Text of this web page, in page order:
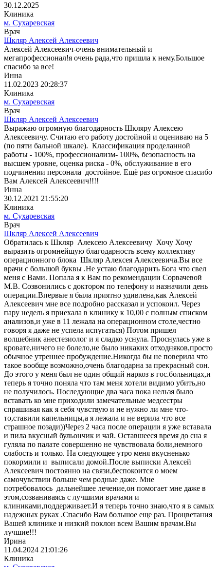
30.12.2025
Клиника
м. Сухаревская
Врач
Шкляр Алексей Алексеевич
Алексей Алексеевич-очень внимательный и
мегапрофессионал!я очень рада,что пришла к нему.Большое
спасибо за все!
Инна
11.02.2023 20:28:37
Клиника
м. Сухаревская
Врач
Шкляр Алексей Алексеевич
Выражаю огромную благодарность Шкляру Алексею
Алексеевичу. Считаю его работу достойной и оцениваю на 5
(по пяти бальной шкале). Классификация проделанной
работы - 100%, профессионализм- 100%, безопасность на
высшем уровне, оценка риска - 0%, обслуживание в его
подчинении персонала достойное. Ещё раз огромное спасибо
Вам Алексей Алексеевич!!!!
Инна
30.12.2021 21:55:20
Клиника
м. Сухаревская
Врач
Шкляр Алексей Алексеевич
Обратилась к Шкляр Алексею Алексеевичу Хочу Хочу
выразить огромнейшую благодарность всему коллективу
операционного блока Шкляр Алексея Алексеевича.Вы все
врачи с большой буквы .Не устаю благодарить Бога что свел
меня с Вами. Попала я к Вам по рекомендации Сорвачевой
М.В. Созвонились с доктором по телефону и назначили день
операции.Впервые я была приятно удивлена,как Алексей
Алексеевич мне все подробно рассказал и успокоил. Через
пару недель я приехала в клинику к 10,00 с полным списком
анализов,и уже в 11 лежала на операционном столе,честно
говоря я даже не успела испугаться) Потом пришел
волшебник анестезиолог и я сладко уснула. Проснулась уже в
кровате,ничего не болело,не было никаких отходняков,просто
обычное утреннее пробуждение.Никогда бы не поверила что
такое вообще возможно,очень благодарна за прекрасный сон.
До этого у меня был не один общий наркоз в гос.больницах,и
теперь я точно поняла что там меня хотели видимо убить,но
не получилось. Последующие два часа пока нельзя было
вставать ко мне приходили замечательные медсестры
спрашивая как я себя чувствую и не нужно ли мне что-
то,ставили капельницы,а я лежала и не верила что все
страшное позади))Через 2 часа после операции я уже вставала
и пила вкусный бульончик и чай. Оставшееся время до сна я
гуляла по палате совершенно не чувствовала боли,немного
слабость и только. На следующее утро меня вкусненько
покормили и выписали домой.После выписки Алексей
Алексеевич постоянно на связи,беспокоится о моем
самочувствии больше чем родные даже. Мне
потребовалось дальнейшее лечение,он помогает мне даже в
этом,созваниваясь с лучшими врачами и
клиниками,поддерживает.И я теперь точно знаю,что я в самых
надежных руках .Спасибо Вам большое еще раз. Процветания
Вашей клинике и низкий поклон всем Вашим врачам.Вы
лучшие!!!
Ирина
11.04.2024 21:01:26
Клиника